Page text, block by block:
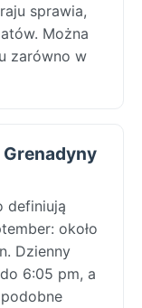
sprawia,
Można
zarówno w
definiują
około
Dzienny
6:05 pm, a